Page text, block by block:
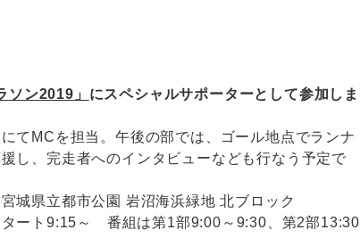
ソン2019」 にスペシャルサポーターとして参加しま
てMCを担当。午後の部では、ゴール地点でランナ
し、完走者へのインタビューなども行なう予定で
城県立都市公園 岩沼海浜緑地 北ブロック
タート9:15～ 番組は第1部9:00～9:30、第2部13:30